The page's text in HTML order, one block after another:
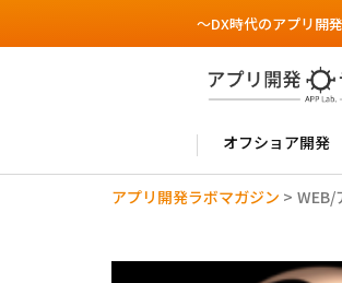
～DX時代のアプリ開
オフショア開発
アプリ開発ラボマガジン > WEB/